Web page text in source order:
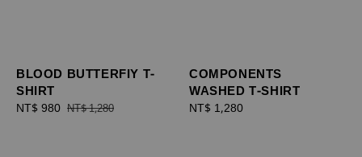
BLOOD BUTTERFIY T-
SHIRT
Sale
NT$ 980 Regular
NT$ 1,280
COMPONENTS
WASHED T-SHIRT
Regular
NT$ 1,280